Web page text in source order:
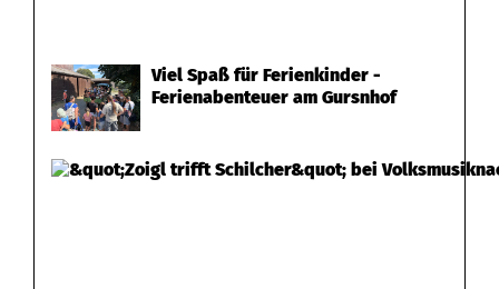
Viel Spaß für Ferienkinder -
Ferienabenteuer am Gursnhof